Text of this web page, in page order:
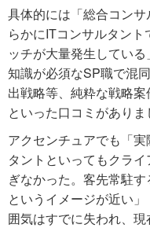
具体的には「総合コン
らかにITコンサルタン
ッチが大量発生してい
知識が必須なSP職で混
出戦略等、純粋な戦略案
といった口コミがありま
アクセンチュアでも「
タントといってもクラ
ぎなかった。客先常駐
というイメージが近い
囲気はすでに失われ、